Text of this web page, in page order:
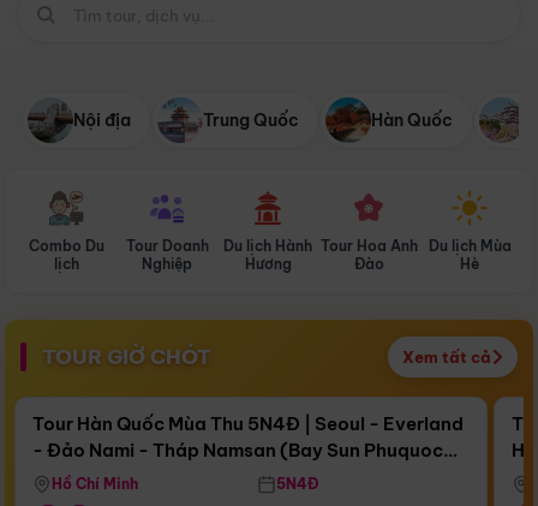
Nội địa Trung Quốc Hàn Quốc
Combo Du
lịch
Tour Doanh
Nghiệp
Du lịch Hành
Hương
Tour Hoa Anh
Đào
Du lịch Mùa
Hè
TOUR GIỜ CHÓT Xem tất cả
Còn17 ngày 00:20:25
Bay Sun Phuquoc Airways
Điểm nổi bật
Tour Hàn Quốc Mùa Thu 5N4Đ | Seoul - Everland
- Đảo Nami - Tháp Namsan (Bay Sun Phuquoc
Airways)
Hồ Chí Minh 5N4Đ